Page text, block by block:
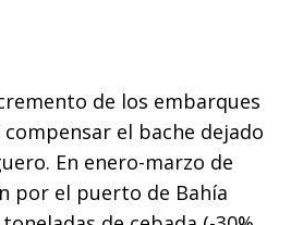
de los embarques
el bache dejado
En enero-marzo de
por el puerto de Bahía